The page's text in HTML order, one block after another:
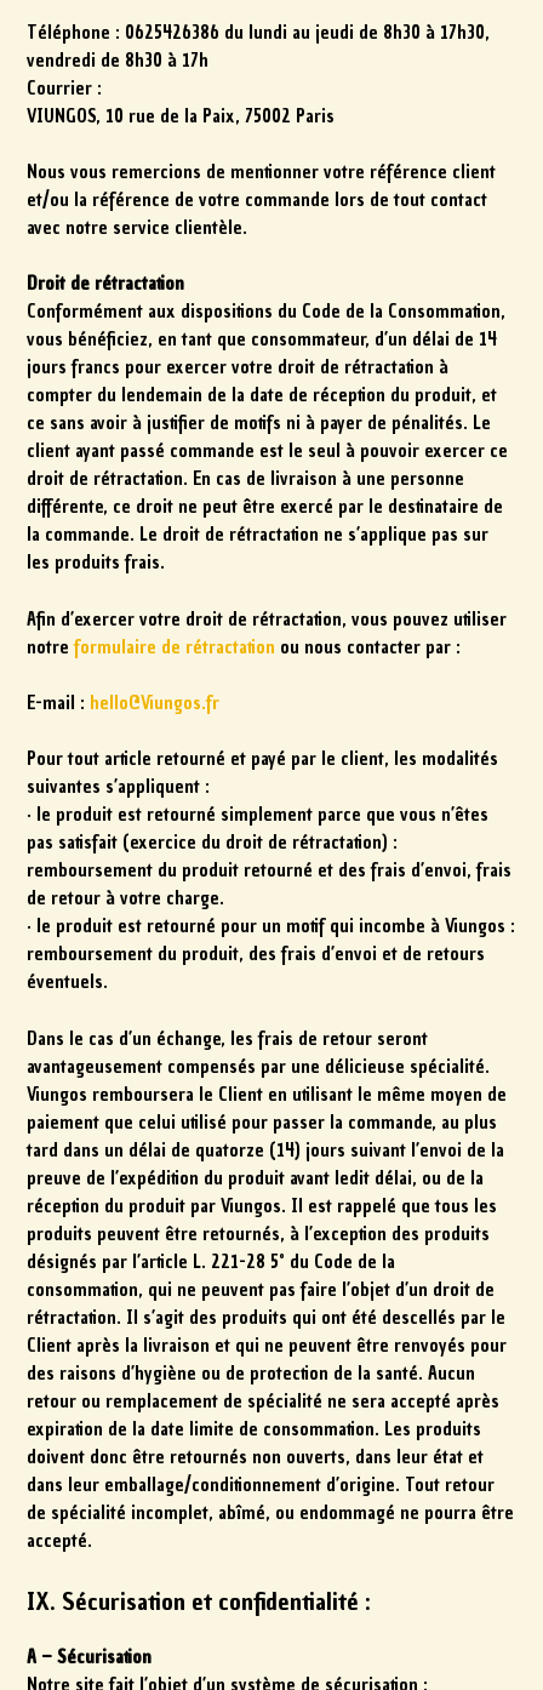
Téléphone : 0625426386 du lundi au jeudi de 8h30 à 17h30,
vendredi de 8h30 à 17h
Courrier :
VIUNGOS, 10 rue de la Paix, 75002 Paris
Nous vous remercions de mentionner votre référence client
et/ou la référence de votre commande lors de tout contact
avec notre service clientèle.
Droit de rétractation
Conformément aux dispositions du Code de la Consommation,
vous bénéficiez, en tant que consommateur, d’un délai de 14
jours francs pour exercer votre droit de rétractation à
compter du lendemain de la date de réception du produit, et
ce sans avoir à justifier de motifs ni à payer de pénalités. Le
client ayant passé commande est le seul à pouvoir exercer ce
droit de rétractation. En cas de livraison à une personne
différente, ce droit ne peut être exercé par le destinataire de
la commande. Le droit de rétractation ne s’applique pas sur
les produits frais.
Afin d’exercer votre droit de rétractation, vous pouvez utiliser
notreformulaire de rétractation ou nous contacter par :
E-mail : hello@Viungos.fr
Pour tout article retourné et payé par le client, les modalités
suivantes s’appliquent :
· le produit est retourné simplement parce que vous n’êtes
pas satisfait (exercice du droit de rétractation) :
remboursement du produit retourné et des frais d’envoi, frais
de retour à votre charge.
· le produit est retourné pour un motif qui incombe à Viungos :
remboursement du produit, des frais d’envoi et de retours
éventuels.
Dans le cas d’un échange, les frais de retour seront
avantageusement compensés par une délicieuse spécialité.
Viungos remboursera le Client en utilisant le même moyen de
paiement que celui utilisé pour passer la commande, au plus
tard dans un délai de quatorze (14) jours suivant l’envoi de la
preuve de l’expédition du produit avant ledit délai, ou de la
réception du produit par Viungos. Il est rappelé que tous les
produits peuvent être retournés, à l’exception des produits
désignés par l’article L. 221-28 5° du Code de la
consommation, qui ne peuvent pas faire l’objet d’un droit de
rétractation. Il s’agit des produits qui ont été descellés par le
Client après la livraison et qui ne peuvent être renvoyés pour
des raisons d’hygiène ou de protection de la santé. Aucun
retour ou remplacement de spécialité ne sera accepté après
expiration de la date limite de consommation. Les produits
doivent donc être retournés non ouverts, dans leur état et
dans leur emballage/conditionnement d’origine. Tout retour
de spécialité incomplet, abîmé, ou endommagé ne pourra être
accepté.
IX. Sécurisation et confidentialité :
A – Sécurisation
Notre site fait l’objet d’un système de sécurisation :